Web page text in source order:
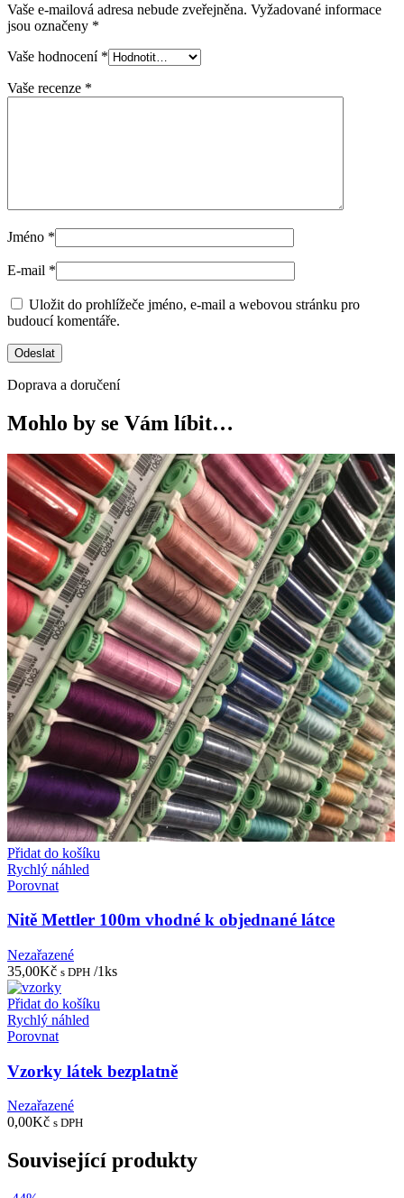
Vaše e-mailová adresa nebude zveřejněna. Vyžadované informace
jsou označeny *
Vaše hodnocení *
Vaše recenze *
Jméno *
E-mail *
Uložit do prohlížeče jméno, e-mail a webovou stránku pro
budoucí komentáře.
Doprava a doručení
Mohlo by se Vám líbit…
Přidat do košíku
Rychlý náhled
Porovnat
Nitě Mettler 100m vhodné k objednané látce
Nezařazené
35,00Kč s DPH /1ks
Přidat do košíku
Rychlý náhled
Porovnat
Vzorky látek bezplatně
Nezařazené
0,00Kč s DPH
Související produkty